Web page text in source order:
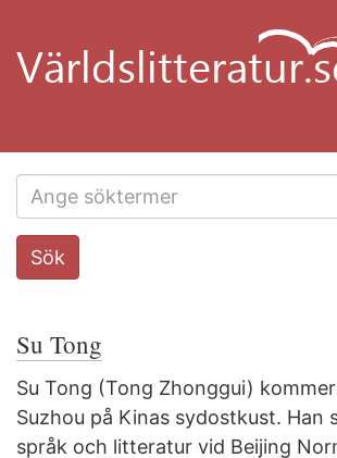
huvudinnehåll
Search
this
Sök
Su Tong
Su Tong (Tong Zhonggui)
Suzhou på Kinas sydostkust. Han
språk och litteratur vid Beijing